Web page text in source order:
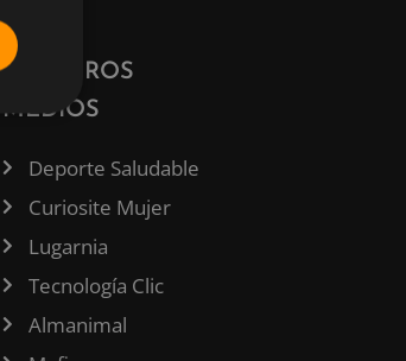
NUESTROS
MEDIOS
Deporte Saludable
Curiosite Mujer
Lugarnia
Tecnología Clic
Almanimal